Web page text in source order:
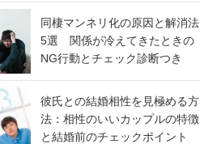
同棲マンネリ化の原因と解消法
5選 関係が冷えてきたときの
NG行動とチェック診断つき
彼氏との結婚相性を見極める方
法：相性のいいカップルの特徴
と結婚前のチェックポイント